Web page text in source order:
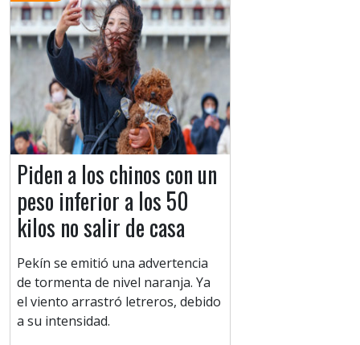
Piden a los chinos con un
peso inferior a los 50
kilos no salir de casa
Pekín se emitió una advertencia
de tormenta de nivel naranja. Ya
el viento arrastró letreros, debido
a su intensidad.